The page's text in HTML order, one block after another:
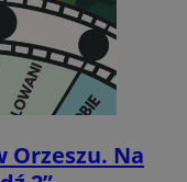
Orzeszu. Na